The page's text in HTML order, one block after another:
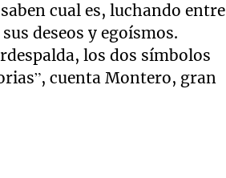
cual es, luchando entre
deseos y egoísmos.
los dos símbolos
cuenta Montero, gran